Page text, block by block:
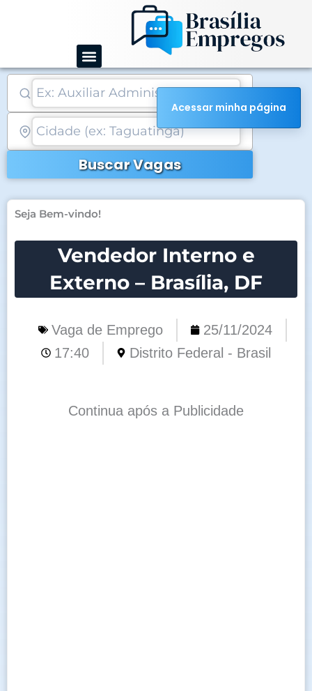
conteúdo
Buscar Vagas
Seja Bem-vindo!
Vendedor Interno e
Externo – Brasília, DF
Vaga de Emprego
25/11/2024
17:40
Distrito Federal - Brasil
Continua após a Publicidade
Acessar minha página